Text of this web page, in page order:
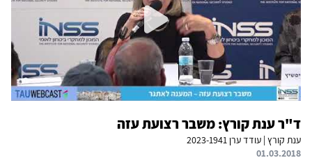
ד"ר ענת קורץ: משבר רצועת עזה
ענת קורץ | עודד ערן 2023-1941
01.03.2018